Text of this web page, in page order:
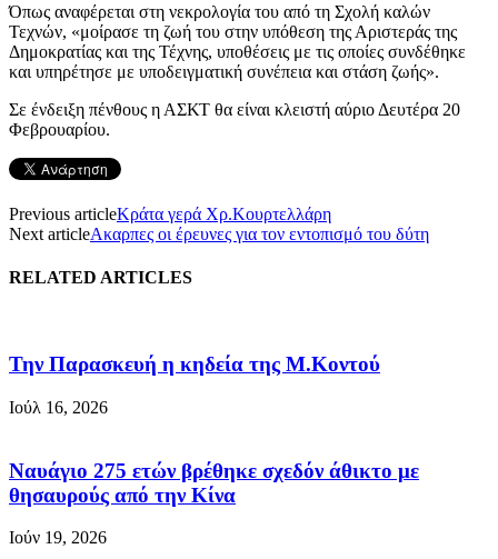
Όπως αναφέρεται στη νεκρολογία του από τη Σχολή καλών
Τεχνών, «μοίρασε τη ζωή του στην υπόθεση της Αριστεράς της
Δημοκρατίας και της Τέχνης, υποθέσεις με τις οποίες συνδέθηκε
και υπηρέτησε με υποδειγματική συνέπεια και στάση ζωής».
Σε ένδειξη πένθους η ΑΣΚΤ θα είναι κλειστή αύριο Δευτέρα 20
Φεβρουαρίου.
Previous articleΚράτα γερά Χρ.Κουρτελλάρη
Next articleΑκαρπες οι έρευνες για τον εντοπισμό του δύτη
RELATED ARTICLES
Την Παρασκευή η κηδεία της Μ.Κοντού
Ιούλ 16, 2026
Ναυάγιο 275 ετών βρέθηκε σχεδόν άθικτο με
θησαυρούς από την Κίνα
Ιούν 19, 2026